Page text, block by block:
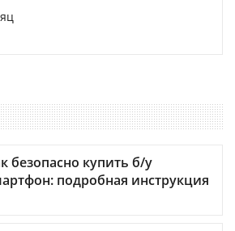
безопасно купить б/у
подробная инструкция